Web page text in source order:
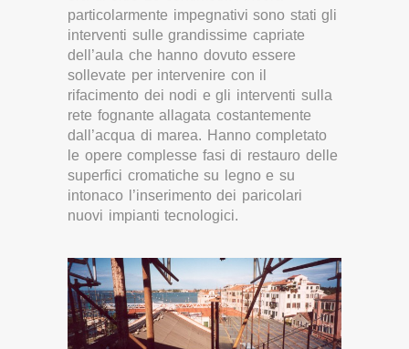
particolarmente impegnativi sono stati gli
interventi sulle grandissime capriate
dell’aula che hanno dovuto essere
sollevate per intervenire con il
rifacimento dei nodi e gli interventi sulla
rete fognante allagata costantemente
dall’acqua di marea. Hanno completato
le opere complesse fasi di restauro delle
superfici cromatiche su legno e su
intonaco l’inserimento dei paricolari
nuovi impianti tecnologici.